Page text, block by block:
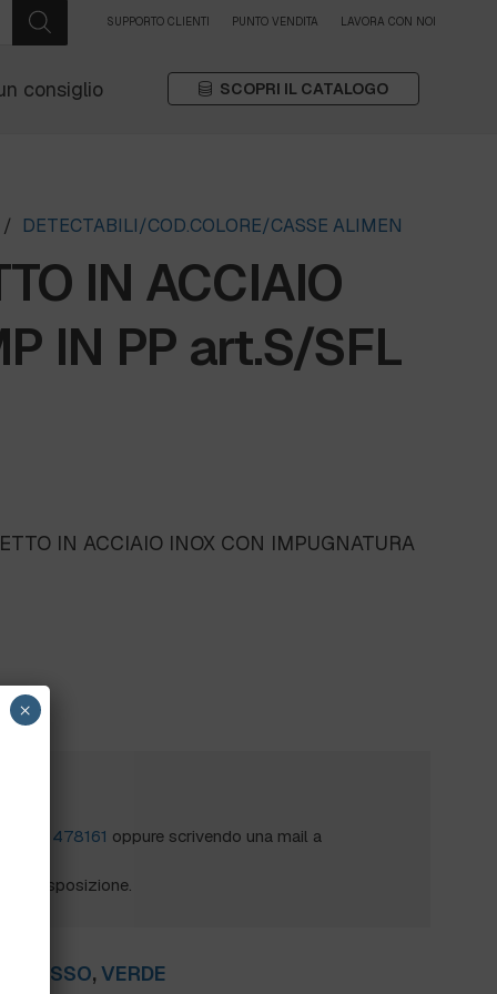
SUPPORTO CLIENTI PUNTO VENDITA LAVORA CON NOI
consiglio SCOPRI IL CATALOGO
/ DETECTABILI/COD.COLORE/CASSE ALIMEN
IN ACCIAIO
IN PP art.S/SFL
IN ACCIAIO INOX CON IMPUGNATURA
0172 478161 oppure scrivendo una mail a
a disposizione.
ROSSO, VERDE
×